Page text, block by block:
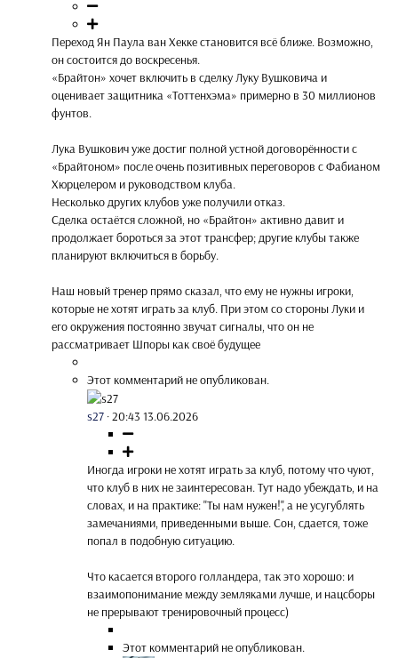
Переход Ян Паула ван Хекке становится всё ближе. Возможно,
он состоится до воскресенья.
«Брайтон» хочет включить в сделку Луку Вушковича и
оценивает защитника «Тоттенхэма» примерно в 30 миллионов
фунтов.
Лука Вушкович уже достиг полной устной договорённости с
«Брайтоном» после очень позитивных переговоров с Фабианом
Хюрцелером и руководством клуба.
Несколько других клубов уже получили отказ.
Сделка остаётся сложной, но «Брайтон» активно давит и
продолжает бороться за этот трансфер; другие клубы также
планируют включиться в борьбу.
Наш новый тренер прямо сказал, что ему не нужны игроки,
которые не хотят играть за клуб. При этом со стороны Луки и
его окружения постоянно звучат сигналы, что он не
рассматривает Шпоры как своё будущее
Этот комментарий не опубликован.
s27 ·20:43 13.06.2026
Иногда игроки не хотят играть за клуб, потому что чуют,
что клуб в них не заинтересован. Тут надо убеждать, и на
словах, и на практике: "Ты нам нужен!", а не усугублять
замечаниями, приведенными выше. Сон, сдается, тоже
попал в подобную ситуацию.
Что касается второго голландера, так это хорошо: и
взаимопонимание между земляками лучше, и нацсборы
не прерывают тренировочный процесс)
Этот комментарий не опубликован.